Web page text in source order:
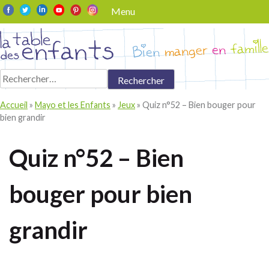
Skip
to
content
Menu
Rechercher :
Accueil » Mayo et les Enfants » Jeux» Quiz n°52 – Bien bouger pour
bien grandir
Quiz n°52 – Bien
bouger pour bien
grandir